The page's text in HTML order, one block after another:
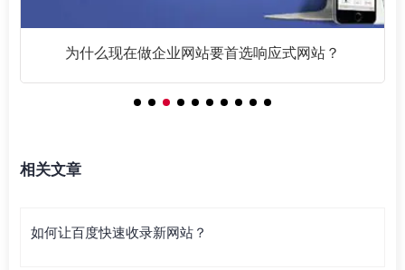
为什么现在做企业网站要首选响应式网站？
相关文章
如何让百度快速收录新网站？